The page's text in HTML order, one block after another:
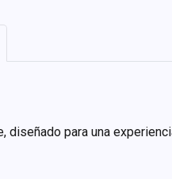
para una